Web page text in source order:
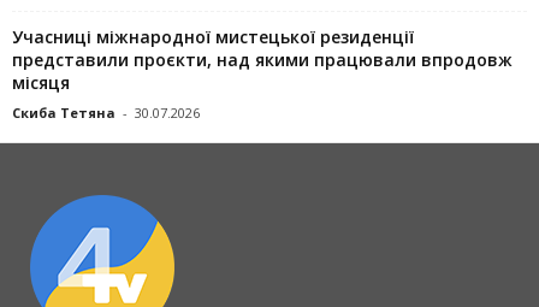
Учасниці міжнародної мистецької резиденції
представили проєкти, над якими працювали впродовж
місяця
Скиба Тетяна - 30.07.2026